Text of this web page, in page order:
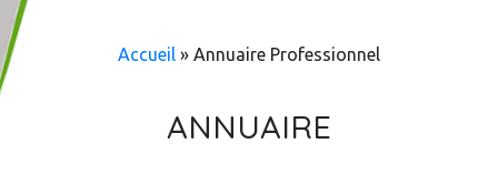
Accueil » Annuaire Professionnel
ANNUAIRE